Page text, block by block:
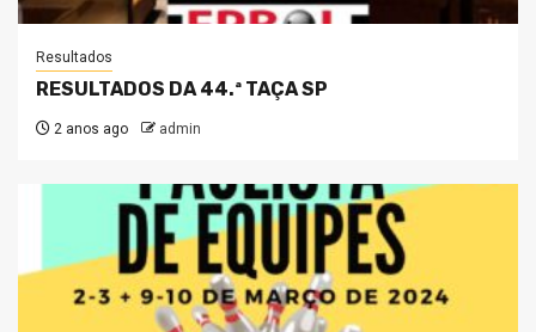
Resultados
RESULTADOS DA 44.ª TAÇA SP
2 anos ago admin